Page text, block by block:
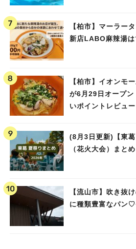
【柏市】マーラー
新店LABO麻辣湯
【柏市】イオンモ
が6月29日オープン
いポイントレビュー
(8月3日更新)【東
（花火大会）まとめ
【流山市】吹き抜
に種類豊富なパン